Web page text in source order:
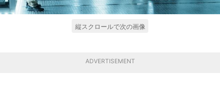
縦スクロールで次の画像
ADVERTISEMENT